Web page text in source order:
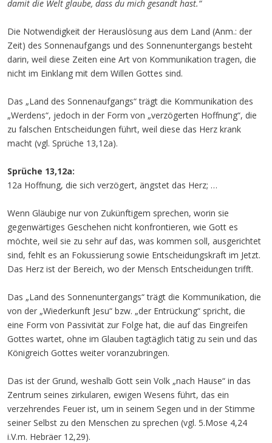
damit die Welt glaube, dass du mich gesandt hast.“
Die Notwendigkeit der Herauslösung aus dem Land (Anm.: der
Zeit) des Sonnenaufgangs und des Sonnenuntergangs besteht
darin, weil diese Zeiten eine Art von Kommunikation tragen, die
nicht im Einklang mit dem Willen Gottes sind.
Das „Land des Sonnenaufgangs“ trägt die Kommunikation des
„Werdens“, jedoch in der Form von „verzögerten Hoffnung“, die
zu falschen Entscheidungen führt, weil diese das Herz krank
macht (vgl. Sprüche 13,12a).
Sprüche 13,12a:
12a Hoffnung, die sich verzögert, ängstet das Herz; …
Wenn Gläubige nur von Zukünftigem sprechen, worin sie
gegenwärtiges Geschehen nicht konfrontieren, wie Gott es
möchte, weil sie zu sehr auf das, was kommen soll, ausgerichtet
sind, fehlt es an Fokussierung sowie Entscheidungskraft im Jetzt.
Das Herz ist der Bereich, wo der Mensch Entscheidungen trifft.
Das „Land des Sonnenuntergangs“ trägt die Kommunikation, die
von der „Wiederkunft Jesu“ bzw. „der Entrückung“ spricht, die
eine Form von Passivität zur Folge hat, die auf das Eingreifen
Gottes wartet, ohne im Glauben tagtäglich tätig zu sein und das
Königreich Gottes weiter voranzubringen.
Das ist der Grund, weshalb Gott sein Volk „nach Hause“ in das
Zentrum seines zirkularen, ewigen Wesens führt, das ein
verzehrendes Feuer ist, um in seinem Segen und in der Stimme
seiner Selbst zu den Menschen zu sprechen (vgl. 5.Mose 4,24
i.V.m. Hebräer 12,29).